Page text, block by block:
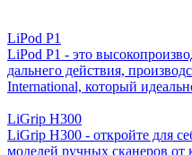
LiPod P1
LiPod P1 - это
дальнего действия,
International, который
LiGrip H300
LiGrip H300 - откройте для
моделей ручных сканеров